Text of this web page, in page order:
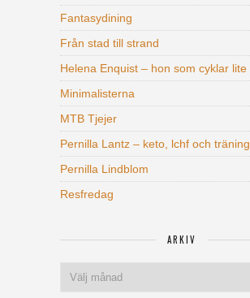
Fantasydining
Från stad till strand
Helena Enquist – hon som cyklar lite
Minimalisterna
MTB Tjejer
Pernilla Lantz – keto, lchf och träning
Pernilla Lindblom
Resfredag
ARKIV